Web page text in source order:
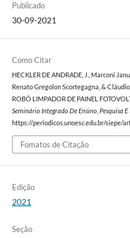
Publicado
30-09-2021
Como Citar
HECKLER DE ANDRADE, J., Marconi
Renato Gregolon Scortegagna, &
ROBÔ LIMPADOR DE PAINEL
Seminário Integrado De Ensino, Pesquisa E
https://periodicos.unoesc.edu.br/siepe/
Fomatos de Citação
Edição
2021
Seção